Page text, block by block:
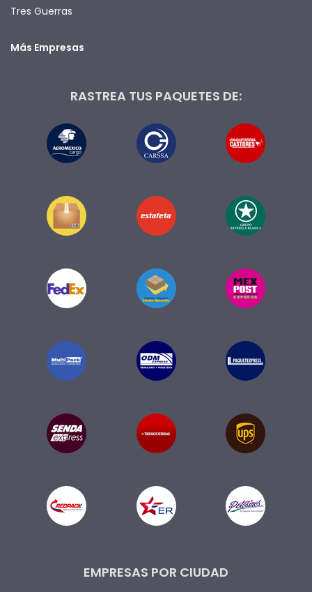
Tres Guerras
Más Empresas
RASTREA TUS PAQUETES DE:
EMPRESAS POR CIUDAD